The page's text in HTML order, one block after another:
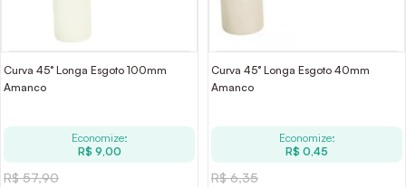
Curva 45° Longa Esgoto 100mm
Amanco
Economize:
R$ 9,00
R$ 57,90
Curva 45° Longa Esgoto 40mm
Amanco
Economize:
R$ 0,45
R$ 6,35